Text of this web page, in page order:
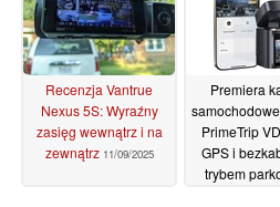
komórkowej 4G
27/10/2025
Recenzja Vantrue
Nexus 5S: Wyraźny
zasięg wewnątrz i na
zewnątrz 11/09/2025
Premiera
PrimeTrip
GPS i
trybem